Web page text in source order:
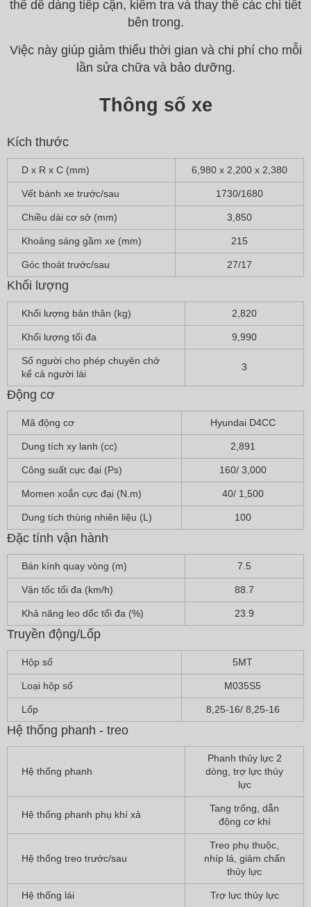
thể dễ dàng tiếp cận, kiểm tra và thay thế các chi tiết
bên trong.
Việc này giúp giảm thiểu thời gian và chi phí cho mỗi
lần sửa chữa và bảo dưỡng.
Thông số xe
Kích thước
D x R x C (mm) 6,980 x 2,200 x 2,380
Vết bánh xe trước/sau 1730/1680
Chiều dài cơ sở (mm) 3,850
Khoảng sáng gầm xe (mm) 215
Góc thoát trước/sau 27/17
Khối lượng
Khối lượng bản thân (kg) 2,820
Khối lượng tối đa 9,990
Số người cho phép chuyên chở
kể cả người lái
3
Động cơ
Mã động cơ Hyundai D4CC
Dung tích xy lanh (cc) 2,891
Công suất cực đại (Ps) 160/ 3,000
Momen xoắn cực đại (N.m) 40/ 1,500
Dung tích thùng nhiên liệu (L) 100
Đặc tính vận hành
Bán kính quay vòng (m) 7.5
Vận tốc tối đa (km/h) 88.7
Khả năng leo dốc tối đa (%) 23.9
Truyền động/Lốp
Hộp số 5MT
Loại hộp số M035S5
Lốp 8,25-16/ 8,25-16
Hệ thống phanh - treo
Hệ thống phanh
Phanh thủy lực 2
dòng, trợ lực thủy
lực
Hệ thống phanh phụ khí xả
Tang trống, dẫn
động cơ khí
Hệ thống treo trước/sau
Treo phụ thuộc,
nhíp lá, giảm chấn
thủy lực
Hệ thống lái Trợ lực thủy lực